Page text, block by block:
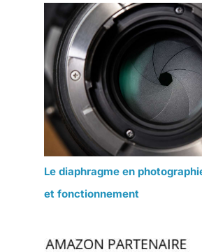
Le diaphragme en
et fonctionnement